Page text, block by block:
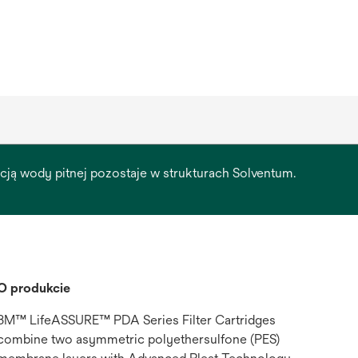
wody pitnej pozostaje w strukturach Solventum.
produkcie
LifeASSURE™ PDA Series Filter Cartridges
two asymmetric polyethersulfone (PES)